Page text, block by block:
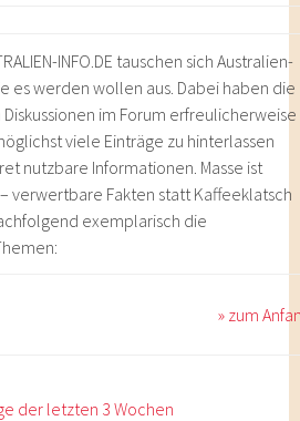
INFO.DE tauschen sich Australien-
es werden wollen aus. Dabei haben die
im Forum erfreulicherweise
viele Einträge zu hinterlassen
nutzbare Informationen. Masse ist
verwertbare Fakten statt Kaffeeklatsch
exemplarisch die
» zum
der letzten 3 Wochen